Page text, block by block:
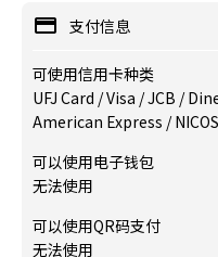
支付信息
可使用信用卡种类
UFJ Card / Visa / JCB /
American Express /
可以使用电子钱包
无法使用
可以使用QR码支付
无法使用